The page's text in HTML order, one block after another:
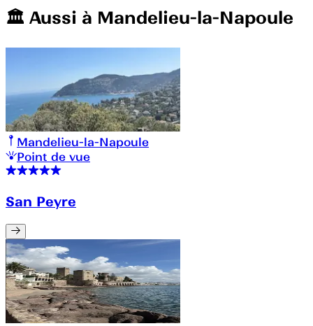
🏛️️ Aussi à Mandelieu-la-Napoule
Mandelieu-la-Napoule
Point de vue
San Peyre